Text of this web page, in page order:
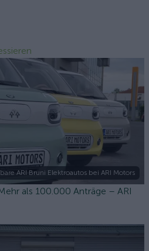
ARI Bruni Elektroautos bei ARI Motors
als 100.000 Anträge – ARI